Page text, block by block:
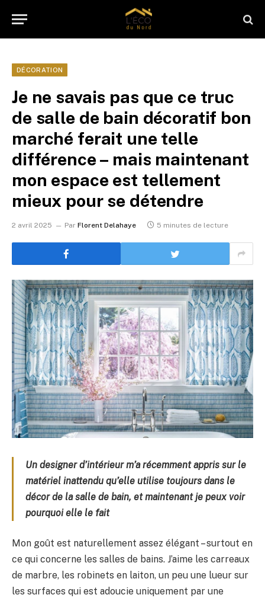
DÉCORATION
Je ne savais pas que ce truc
de salle de bain décoratif bon
marché ferait une telle
différence – mais maintenant
mon espace est tellement
mieux pour se détendre
2 avril 2025 Par Florent Delahaye 5 minutes de lecture
Un designer d’intérieur m’a récemment appris sur le
matériel inattendu qu’elle utilise toujours dans le
décor de la salle de bain, et maintenant je peux voir
pourquoi elle le fait
Mon goût est naturellement assez élégant – surtout en
ce qui concerne les salles de bains. J’aime les carreaux
de marbre, les robinets en laiton, un peu une lueur sur
les surfaces qui est adoucie uniquement par une